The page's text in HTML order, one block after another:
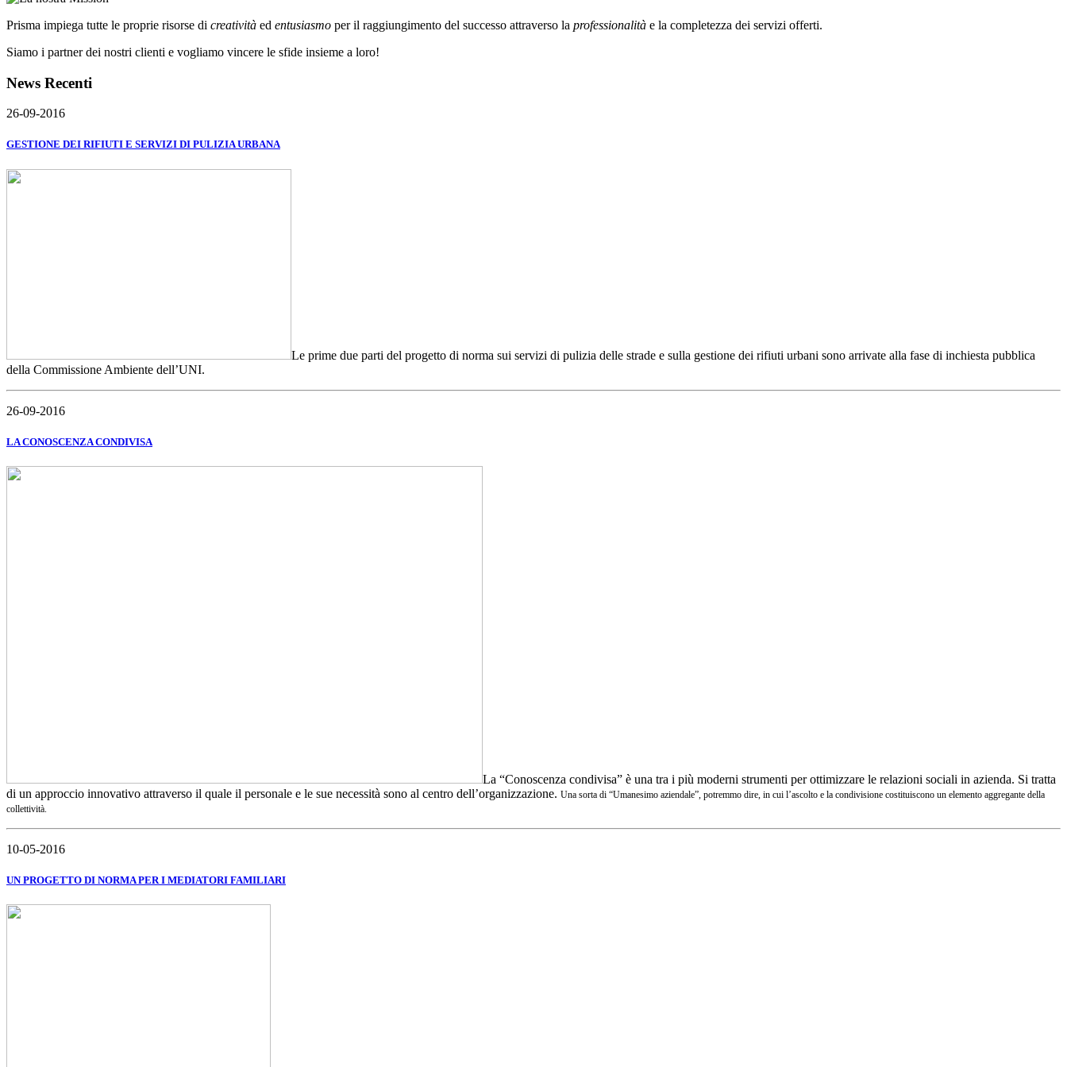
Prisma impiega tutte le proprie risorse di creatività ed entusiasmo per il raggiungimento del successo attraverso la professionalità e la completezza dei servizi offerti.
Siamo i partner dei nostri clienti e vogliamo vincere le sfide insieme a loro!
News Recenti
26-09-2016
GESTIONE DEI RIFIUTI E SERVIZI DI PULIZIA URBANA
Le prime due parti del progetto di norma sui servizi di pulizia delle strade e sulla gestione dei rifiuti urbani sono arrivate alla fase di inchiesta pubblica
della Commissione Ambiente dell’UNI.
26-09-2016
LA CONOSCENZA CONDIVISA
La “Conoscenza condivisa” è una tra i più moderni strumenti per ottimizzare le relazioni sociali in azienda. Si tratta
di un approccio innovativo attraverso il quale il personale e le sue necessità sono al centro dell’organizzazione. Una sorta di “Umanesimo aziendale”, potremmo dire, in cui l’ascolto e la condivisione costituiscono un elemento aggregante della
collettività.
10-05-2016
UN PROGETTO DI NORMA PER I MEDIATORI FAMILIARI